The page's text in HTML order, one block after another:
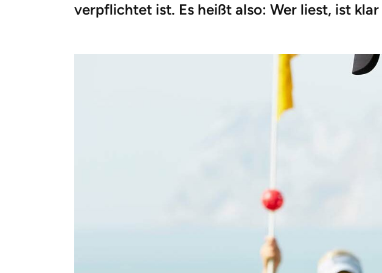
verpflichtet ist. Es heißt also: Wer liest, ist